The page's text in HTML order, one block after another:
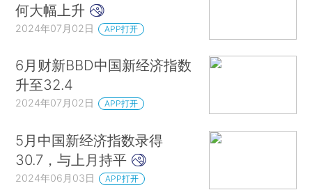
何大幅上升
2024年07月02日 APP打开
6月财新BBD中国新经济指数
升至32.4
2024年07月02日 APP打开
5月中国新经济指数录得
30.7，与上月持平
2024年06月03日 APP打开